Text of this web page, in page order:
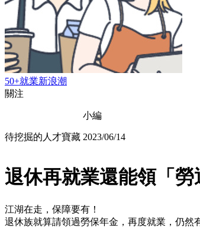
50+就業新浪潮
關注
待挖掘的人才寶藏
小編
2023/06/14
退休再就業還能領「勞
江湖在走，保障要有！
退休族就算請領過勞保年金，再度就業，仍然